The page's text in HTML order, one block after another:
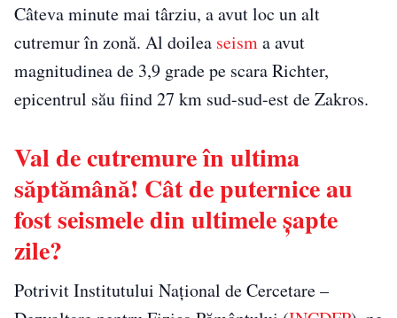
Câteva minute mai târziu, a avut loc un alt
cutremur în zonă. Al doilea seisma avut
magnitudinea de 3,9 grade pe scara Richter,
epicentrul său fiind 27 km sud-sud-est de Zakros.
Val de cutremure în ultima
săptămână! Cât de puternice au
fost seismele din ultimele șapte
zile?
Potrivit Institutului Naţional de Cercetare –